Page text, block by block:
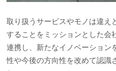
取り扱うサービスやモノは違え
することをミッションとした会
連携し、新たなイノベーション
性や今後の方向性を改めて認識